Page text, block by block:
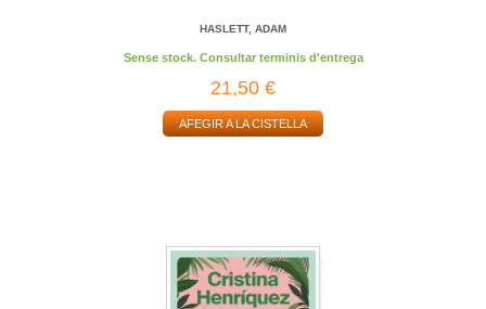
HASLETT, ADAM
Sense stock. Consultar terminis d'entrega
21,50 €
AFEGIR A LA CISTELLA